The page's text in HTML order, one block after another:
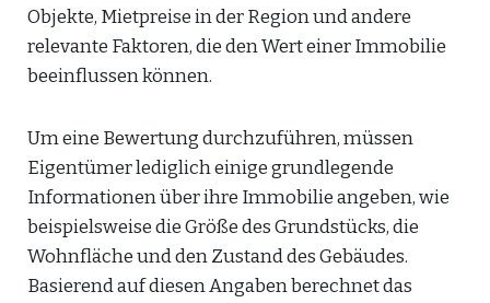
Objekte, Mietpreise in der Region und andere
relevante Faktoren, die den Wert einer Immobilie
beeinflussen können.
Um eine Bewertung durchzuführen, müssen
Eigentümer lediglich einige grundlegende
Informationen über ihre Immobilie angeben, wie
beispielsweise die Größe des Grundstücks, die
Wohnfläche und den Zustand des Gebäudes.
Basierend auf diesen Angaben berechnet das